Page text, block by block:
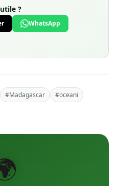
?
WhatsApp
#Madagascar
#oceani